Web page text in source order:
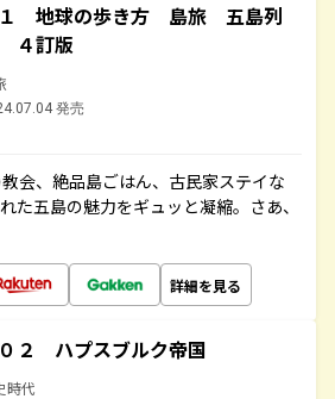
地球の歩き方 島旅 五島列
４訂版
発売
会、絶品島ごはん、古民家ステイな
た五島の魅力をギュッと凝縮。さあ、
詳細を見る
２ ハプスブルク帝国
時代